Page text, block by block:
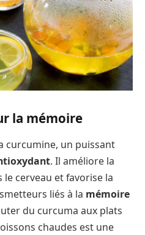
la mémoire
curcumine, un puissant
. Il améliore la
cerveau et favorise la
liés à la mémoire
du curcuma aux plats
chaudes est une